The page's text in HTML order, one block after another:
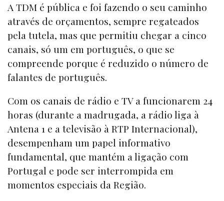
A TDM é pública e foi fazendo o seu caminho
através de orçamentos, sempre regateados
pela tutela, mas que permitiu chegar a cinco
canais, só um em português, o que se
compreende porque é reduzido o número de
falantes de português.
Com os canais de rádio e TV a funcionarem 24
horas (durante a madrugada, a rádio liga à
Antena 1 e a televisão à RTP Internacional),
desempenham um papel informativo
fundamental, que mantém a ligação com
Portugal e pode ser interrompida em
momentos especiais da Região.